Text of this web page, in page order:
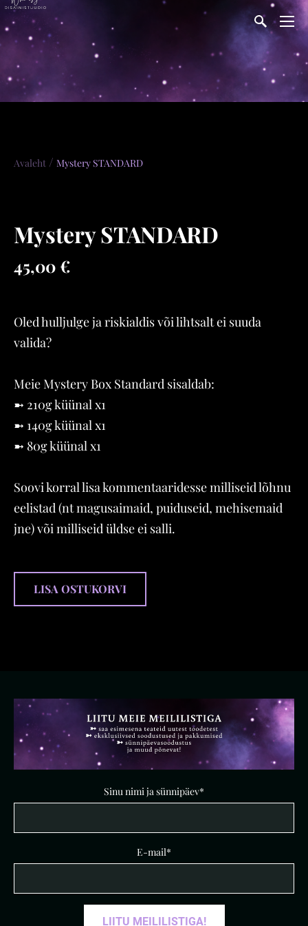
Avaleht / Mystery STANDARD
Mystery STANDARD
45,00 €
Oled hulljulge ja riskialdis või lihtsalt ei suuda
valida?
Meie Mystery Box Standard sisaldab:
➼ 210g küünal x1
➼ 140g küünal x1
➼ 80g küünal x1
Soovi korral lisa kommentaaridesse milliseid lõhnu
eelistad (nt magusaimaid, puiduseid, mehisemaid
jne) või milliseid üldse ei salli.
LISA OSTUKORVI
Sinu nimi ja sünnipäev
E-mail